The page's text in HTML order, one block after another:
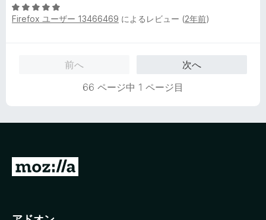
の
評
5
段
Firefox ユーザー 13466469 によるレビュー (2年前)
前へ
次へ
66 ページ中 1 ページ目
M
i